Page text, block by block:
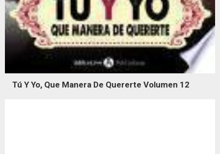
Tú Y Yo, Que Manera De Quererte Volumen 12